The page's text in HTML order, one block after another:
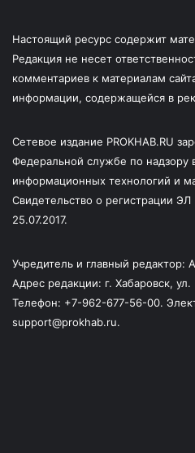
Настоящий ресурс содержит
Редакция не несет
комментариев к материалам
информации, содержащейся в
Сетевое издание PROKHAB.RU
Федеральной службе по надзору
информационных технологий и
Свидетельство о регистрации
25.07.2017.
Учредитель и главный редактор:
Адрес редакции: г. Хабаровск,
Телефон: +7-962-677-56-00.
support@prokhab.ru.